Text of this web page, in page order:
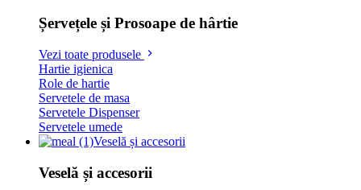
Șervețele și Prosoape de hârtie
Vezi toate produsele
Hartie igienica
Role de hartie
Servetele de masa
Servetele Dispenser
Servetele umede
Veselă și accesorii
Veselă și accesorii